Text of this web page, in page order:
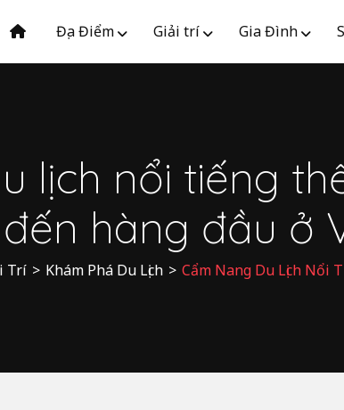
Địa Điểm Giải trí Gia Đình
lịch nổi tiếng
đến hàng đầu ở
Trí > Khám Phá Du Lịch > Cẩm Nang Du Lịch Nổi